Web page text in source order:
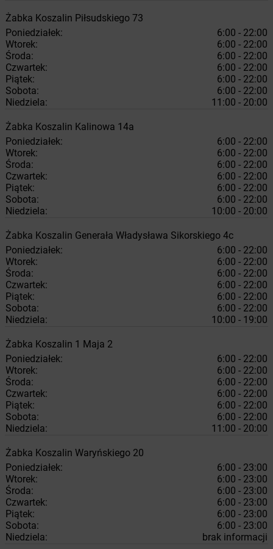
Żabka Koszalin Piłsudskiego 73
Poniedziałek:
6:00 - 22:00
Wtorek:
6:00 - 22:00
Środa:
6:00 - 22:00
Czwartek:
6:00 - 22:00
Piątek:
6:00 - 22:00
Sobota:
6:00 - 22:00
Niedziela:
11:00 - 20:00
Żabka Koszalin Kalinowa 14a
Poniedziałek:
6:00 - 22:00
Wtorek:
6:00 - 22:00
Środa:
6:00 - 22:00
Czwartek:
6:00 - 22:00
Piątek:
6:00 - 22:00
Sobota:
6:00 - 22:00
Niedziela:
10:00 - 20:00
Żabka Koszalin Generała Władysława Sikorskiego 4c
Poniedziałek:
6:00 - 22:00
Wtorek:
6:00 - 22:00
Środa:
6:00 - 22:00
Czwartek:
6:00 - 22:00
Piątek:
6:00 - 22:00
Sobota:
6:00 - 22:00
Niedziela:
10:00 - 19:00
Żabka Koszalin 1 Maja 2
Poniedziałek:
6:00 - 22:00
Wtorek:
6:00 - 22:00
Środa:
6:00 - 22:00
Czwartek:
6:00 - 22:00
Piątek:
6:00 - 22:00
Sobota:
6:00 - 22:00
Niedziela:
11:00 - 20:00
Żabka Koszalin Waryńskiego 20
Poniedziałek:
6:00 - 23:00
Wtorek:
6:00 - 23:00
Środa:
6:00 - 23:00
Czwartek:
6:00 - 23:00
Piątek:
6:00 - 23:00
Sobota:
6:00 - 23:00
Niedziela:
brak informacji